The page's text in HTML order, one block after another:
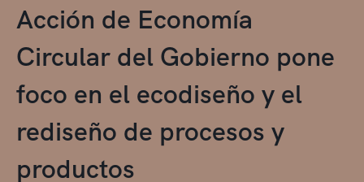
Acción de Economía
Circular del Gobierno pone
foco en el ecodiseño y el
rediseño de procesos y
productos